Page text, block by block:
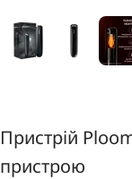
Пристрій
пристрою